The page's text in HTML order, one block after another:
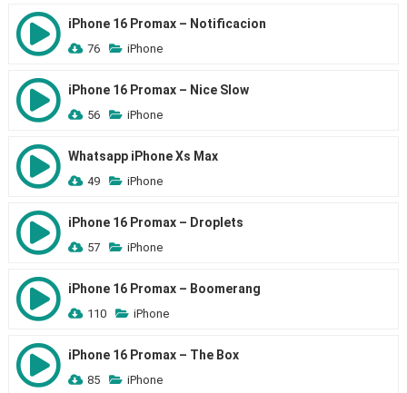
iPhone 16 Promax – Notificacion
76 iPhone
iPhone 16 Promax – Nice Slow
56 iPhone
Whatsapp iPhone Xs Max
49 iPhone
iPhone 16 Promax – Droplets
57 iPhone
iPhone 16 Promax – Boomerang
110 iPhone
iPhone 16 Promax – The Box
85 iPhone